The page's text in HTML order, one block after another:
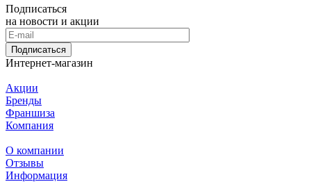
Подписаться
на новости и акции
Подписаться
Интернет-магазин
Акции
Бренды
Франшиза
Компания
О компании
Отзывы
Информация